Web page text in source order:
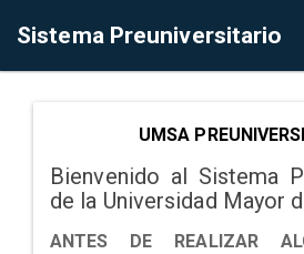
Sistema Preuniversitario
UMSA
Bienvenido al Sistema
de la Universidad Mayor
ANTES DE REALIZAR